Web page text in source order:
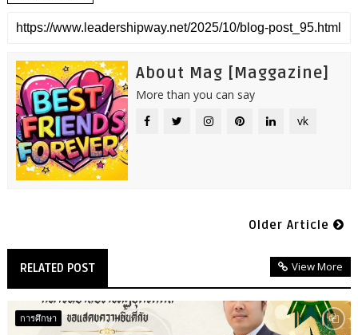
About Mag [Maggazine]
More than you can say
vk
Older Article
RELATED POST View More
การศึกษา